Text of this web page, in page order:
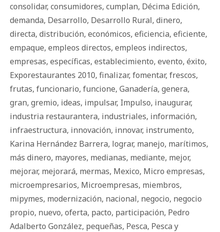
consolidar, consumidores, cumplan, Décima Edición,
demanda, Desarrollo, Desarrollo Rural, dinero,
directa, distribución, económicos, eficiencia, eficiente,
empaque, empleos directos, empleos indirectos,
empresas, específicas, establecimiento, evento, éxito,
Exporestaurantes 2010, finalizar, fomentar, frescos,
frutas, funcionario, funcione, Ganadería, genera,
gran, gremio, ideas, impulsar, Impulso, inaugurar,
industria restaurantera, industriales, información,
infraestructura, innovación, innovar, instrumento,
Karina Hernández Barrera, lograr, manejo, marítimos,
más dinero, mayores, medianas, mediante, mejor,
mejorar, mejorará, mermas, Mexico, Micro empresas,
microempresarios, Microempresas, miembros,
mipymes, modernización, nacional, negocio, negocio
propio, nuevo, oferta, pacto, participación, Pedro
Adalberto González, pequeñas, Pesca, Pesca y